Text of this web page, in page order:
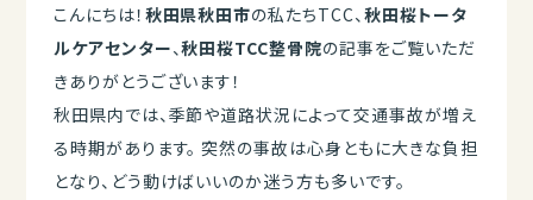
こんにちは！ 秋田県秋田市の私たちTCC、 秋田桜トータ
ルケアセンター、秋田桜TCC整骨院の記事をご覧いただ
きありがとうございます！
秋田県内では、季節や道路状況によって交通事故が増え
る時期があります。 突然の事故は心身ともに大きな負担
となり、どう動けばいいのか迷う方も多いです。